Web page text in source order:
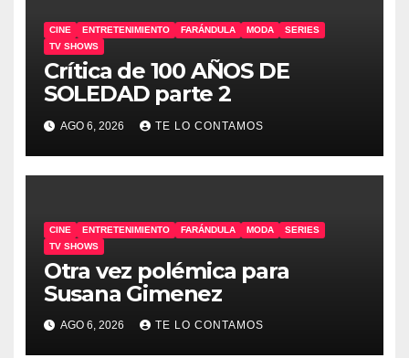
CINE ENTRETENIMIENTO FARÁNDULA MODA
SERIES
TV SHOWS
Crítica de 100 AÑOS DE
SOLEDAD parte 2
AGO 6, 2026 TE LO CONTAMOS
CINE ENTRETENIMIENTO FARÁNDULA MODA
SERIES
TV SHOWS
Otra vez polémica para
Susana Gimenez
AGO 6, 2026 TE LO CONTAMOS